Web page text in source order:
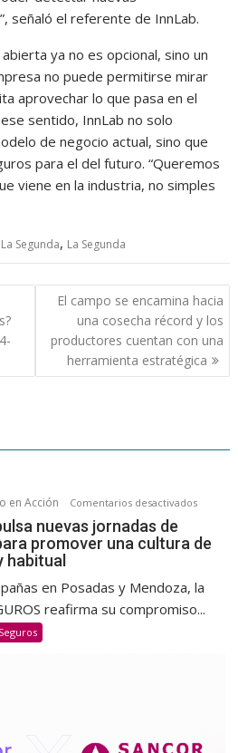
señaló el referente de InnLab.
ya no es opcional, sino un
no puede permitirse mirar
aprovechar lo que pasa en el
sentido, InnLab no solo
de negocio actual, sino que
para el del futuro. “Queremos
viene en la industria, no simples
Segunda, La Segunda
El campo se encamina hacia
una cosecha récord y los
productores cuentan con una
herramienta estratégica
en Acción Comentarios desactivadosen
Salud
una
nuevas jornadas de
promover una cultura de
habitual
en Posadas y Mendoza, la
reafirma su compromiso...